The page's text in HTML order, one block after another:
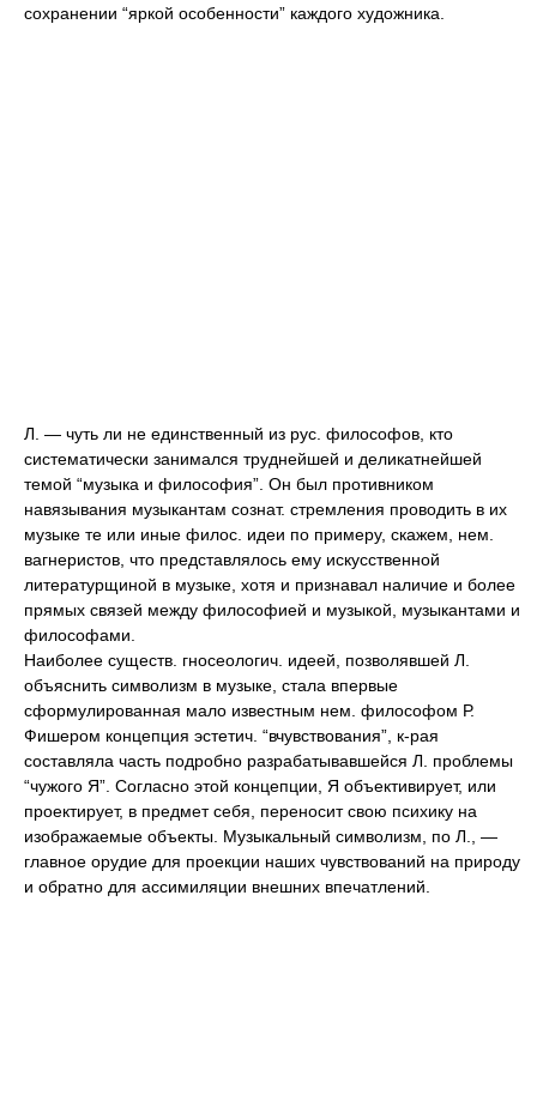
сохранении “яркой особенности” каждого художника.
Л. — чуть ли не единственный из рус. философов, кто
систематически занимался труднейшей и деликатнейшей
темой “музыка и философия”. Он был противником
навязывания музыкантам сознат. стремления проводить в их
музыке те или иные филос. идеи по примеру, скажем, нем.
вагнеристов, что представлялось ему искусственной
литературщиной в музыке, хотя и признавал наличие и более
прямых связей между философией и музыкой, музыкантами и
философами.
Наиболее существ. гносеологич. идеей, позволявшей Л.
объяснить символизм в музыке, стала впервые
сформулированная мало известным нем. философом Р.
Фишером концепция эстетич. “вчувствования”, к-рая
составляла часть подробно разрабатывавшейся Л. проблемы
“чужого Я”. Согласно этой концепции, Я объективирует, или
проектирует, в предмет себя, переносит свою психику на
изображаемые объекты. Музыкальный символизм, по Л., —
главное орудие для проекции наших чувствований на природу
и обратно для ассимиляции внешних впечатлений.